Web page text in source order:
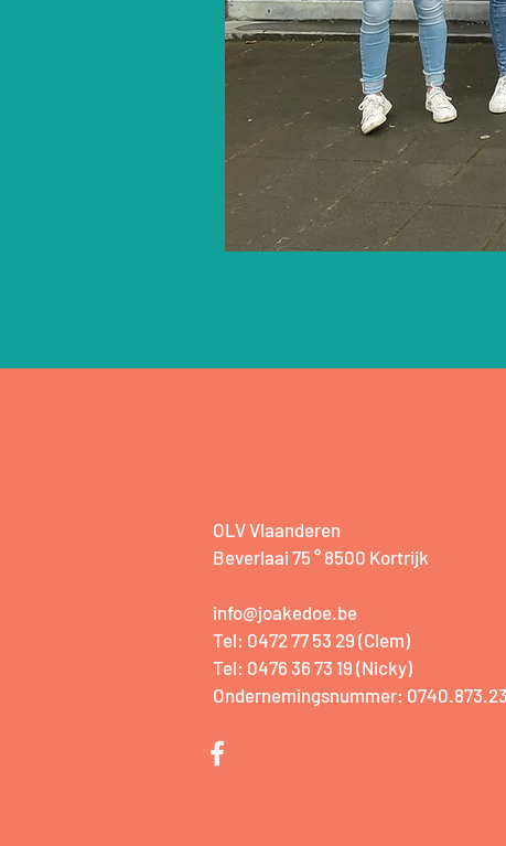
OLV Vlaanderen
Beverlaai 75 ° 8500 Kortrijk
info@joakedoe.be
Tel: 0472 77 53 29 (Clem)
Tel: 0476 36 73 19 (Nicky)
Ondernemingsnummer: